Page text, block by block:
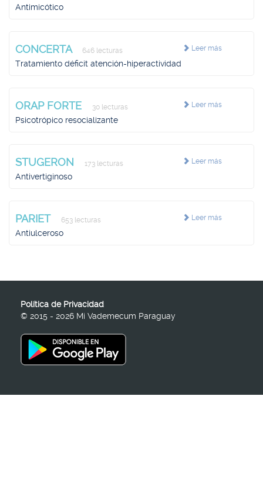
Antimicótico
Leer más
CONCERTA 646 lecturas
Tratamiento déficit atención-hiperactividad
Leer más
ORAP FORTE 30 lecturas
Psicotrópico resocializante
Leer más
STUGERON 173 lecturas
Antivertiginoso
Leer más
PARIET 653 lecturas
Antiulceroso
Política de Privacidad
© 2015 - 2026 Mi Vademecum Paraguay